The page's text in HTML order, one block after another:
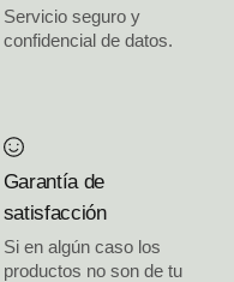
Servicio seguro y
confidencial de datos.
Garantía de
satisfacción
Si en algún caso los
productos no son de tu